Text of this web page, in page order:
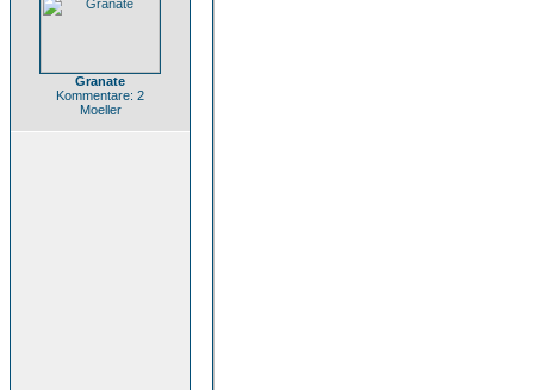
Granate
Kommentare: 2
Moeller